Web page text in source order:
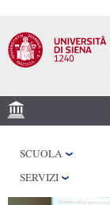
DISAG
SCUOLA
SERVIZI